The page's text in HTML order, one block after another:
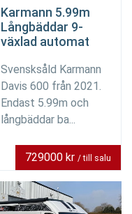
Karmann 5.99m
Långbäddar 9-
växlad automat
Svensksåld Karmann
Davis 600 från 2021.
Endast 5.99m och
långbäddar ba...
729000 kr / till salu